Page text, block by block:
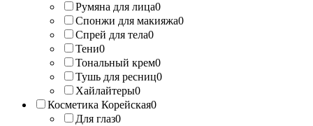
Румяна для лица0
Спонжи для макияжа0
Спрей для тела0
Тени0
Тональный крем0
Тушь для ресниц0
Хайлайтеры0
Косметика Корейская0
Для глаз0